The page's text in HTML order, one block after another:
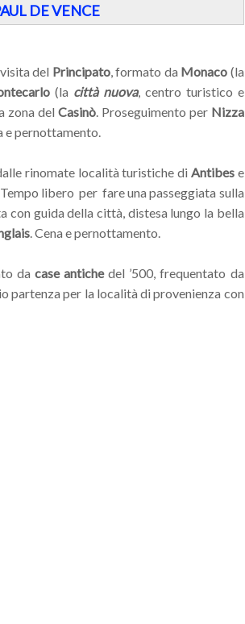
DE VENCE
del Principato, formato da Monaco (la
(la città nuova, centro turistico e
zona del Casinò. Proseguimento per Nizza
e pernottamento.
rinomate località turistiche di Antibese
libero per fare una passeggiata sulla
con guida della città, distesa lungo la bella
. Cena e pernottamento.
da case antichedel ’500, frequentato da
partenza per la località di provenienza con